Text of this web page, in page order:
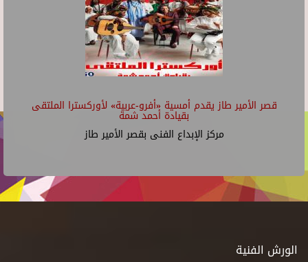
قصر الأمير طاز يقدم أمسية «أفرو-عربية» لأوركسترا الملتقى
بقيادة أحمد شمة
مركز الإبداع الفنى بقصر الأمير طاز
الورش الفنية